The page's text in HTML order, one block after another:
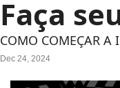
Faça
COMO COMEÇAR A
Dec 24, 2024